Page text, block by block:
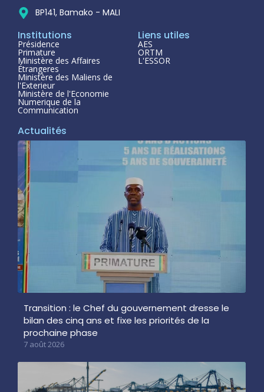
BP141, Bamako - MALI
Institutions
Présidence
Primature
Ministère des Affaires
Étrangeres
Ministère des Maliens de
l'Exterieur
Ministère de l'Economie
Numerique de la
Communication
Liens utiles
AES
ORTM
L'ESSOR
Actualités
Transition : le Chef du gouvernement dresse le
bilan des cinq ans et fixe les priorités de la
prochaine phase
7 août 2026